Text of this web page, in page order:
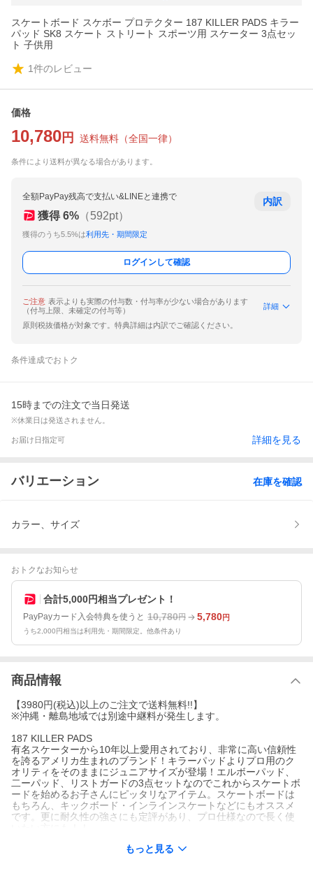
スケートボード スケボー プロテクター 187 KILLER PADS キラー
パッド SK8 スケート ストリート スポーツ用 スケーター 3点セッ
ト 子供用
1件のレビュー
価格
10,780 円 送料無料 （全国一律）
条件により送料が異なる場合があります。
全額PayPay残高で支払い&LINEと連携で
獲得 6% （592pt）
獲得のうち5.5%は利用先・期間限定
内訳
ログインして確認
ご注意 表示よりも実際の付与数・付与率が少ない場合があります
（付与上限、未確定の付与等）
詳細
原則税抜価格が対象です。特典詳細は内訳でご確認ください。
条件達成でおトク
15時までの注文で当日発送
※休業日は発送されません。
お届け日指定可 詳細を見る
バリエーション 在庫を確認
カラー、サイズ
おトクなお知らせ
合計5,000円相当プレゼント！
PayPayカード入会特典を使うと 10,780円 5,780円
うち2,000円相当は利用先・期間限定。他条件あり
商品情報
【3980円(税込)以上のご注文で送料無料!!】
※沖縄・離島地域では別途中継料が発生します。
187 KILLER PADS
有名スケーターから10年以上愛用されており、非常に高い信頼性
を誇るアメリカ生まれのブランド！キラーパッドよりプロ用のク
オリティをそのままにジュニアサイズが登場！エルボーパッド、
二ーパッド、リストガードの3点セットなのでこれからスケートボ
ードを始めるお子さんにピッタリなアイテム。スケートボードは
もちろん、キックボード・インラインスケートなどにもオススメ
です。更に耐久性の強さにも定評があり、プロ仕様なので長く使
もっと見る